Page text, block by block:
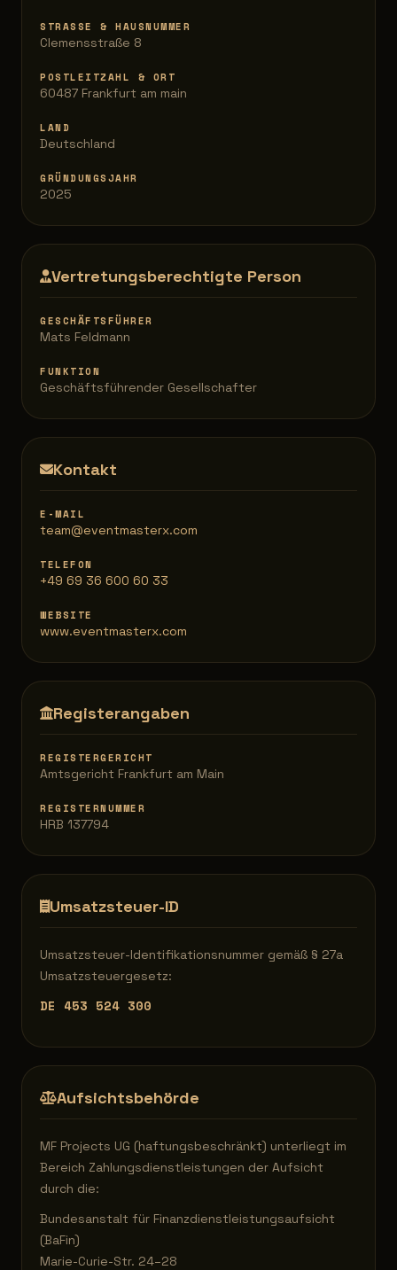
STRASSE & HAUSNUMMER
Clemensstraße 8
POSTLEITZAHL & ORT
60487 Frankfurt am main
LAND
Deutschland
GRÜNDUNGSJAHR
2025
Vertretungsberechtigte Person
GESCHÄFTSFÜHRER
Mats Feldmann
FUNKTION
Geschäftsführender Gesellschafter
Kontakt
E-MAIL
team@eventmasterx.com
TELEFON
+49 69 36 600 60 33
WEBSITE
www.eventmasterx.com
Registerangaben
REGISTERGERICHT
Amtsgericht Frankfurt am Main
REGISTERNUMMER
HRB 137794
Umsatzsteuer-ID
Umsatzsteuer-Identifikationsnummer gemäß § 27a
Umsatzsteuergesetz:
DE 453 524 300
Aufsichtsbehörde
MF Projects UG (haftungsbeschränkt) unterliegt im
Bereich Zahlungsdienstleistungen der Aufsicht
durch die:
Bundesanstalt für Finanzdienstleistungsaufsicht
(BaFin)
Marie-Curie-Str. 24–28